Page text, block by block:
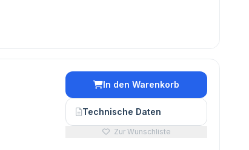
In den Warenkorb
Technische Daten
Zur Wunschliste